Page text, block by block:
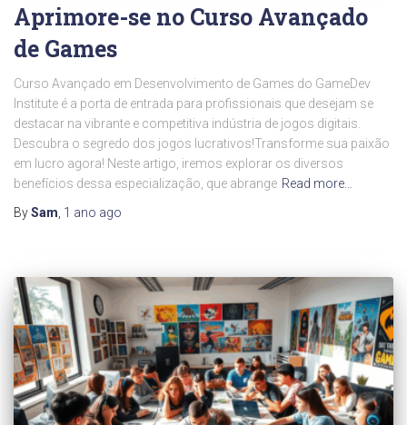
Aprimore-se no Curso Avançado
de Games
Curso Avançado em Desenvolvimento de Games do GameDev
Institute é a porta de entrada para profissionais que desejam se
destacar na vibrante e competitiva indústria de jogos digitais.
Descubra o segredo dos jogos lucrativos!Transforme sua paixão
em lucro agora! Neste artigo, iremos explorar os diversos
benefícios dessa especialização, que abrange Read more…
BySam 1 ano ago